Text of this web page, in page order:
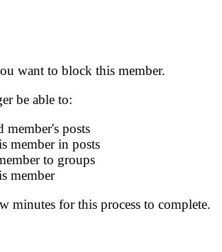
want to block this member.
be able to:
member's posts
member in posts
to groups
member
minutes for this process to complete.